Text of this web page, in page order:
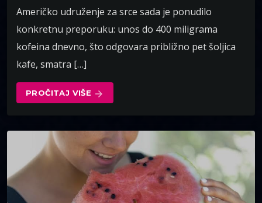
Američko udruženje za srce sada je ponudilo
konkretnu preporuku: unos do 400 miligrama
kofeina dnevno, što odgovara približno pet šoljica
kafe, smatra […]
PROČITAJ VIŠE arrow_forward